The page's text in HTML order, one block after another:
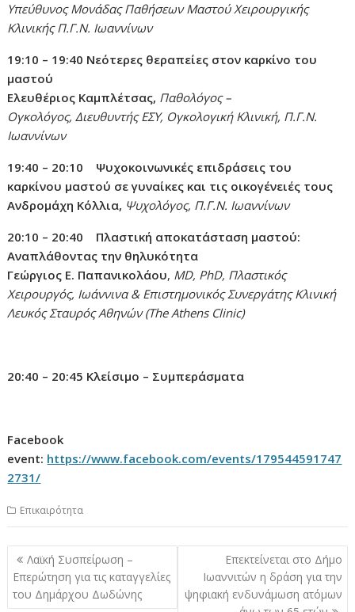
Υπεύθυνος Μονάδας Παθήσεων Μαστού Χειρουργικής
Κλινικής Π.Γ.Ν. Ιωαννίνων
19:10 – 19:40 Νεότερες θεραπείες στον καρκίνο του
μαστού
Ελευθέριος Καμπλέτσας, Παθολόγος –
Ογκολόγος, Διευθυντής ΕΣΥ, Ογκολογική Κλινική, Π.Γ.Ν.
Ιωαννίνων
19:40 – 20:10 Ψυχοκοινωνικές επιδράσεις του
καρκίνου μαστού σε γυναίκες και τις οικογένειές τους
Ανδρομάχη Κόλλια, Ψυχολόγος, Π.Γ.Ν. Ιωαννίνων
20:10 – 20:40 Πλαστική αποκατάσταση μαστού:
Αναπλάθοντας την θηλυκότητα
Γεώργιος Ε. Παπανικολάου, MD, PhD, Πλαστικός
Χειρουργός, Ιωάννινα & Επιστημονικός Συνεργάτης Κλινική
Λευκός Σταυρός Αθηνών (The Athens Clinic)
20:40 – 20:45 Κλείσιμο – Συμπεράσματα
Facebook
event: https://www.facebook.com/events/179544591747
2731/
Επικαιρότητα
Πλοήγηση
άρθρων
Λαϊκή Συσπείρωση –
Επερώτηση για τις καταγγελίες
του Δημάρχου Δωδώνης
Επεκτείνεται στο Δήμο
Ιωαννιτών η δράση για την
ψηφιακή ενδυνάμωση ατόμων